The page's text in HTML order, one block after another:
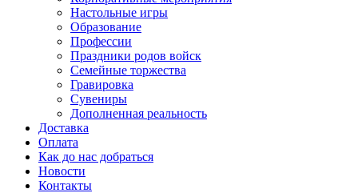
Настольные игры
Образование
Профессии
Праздники родов войск
Семейные торжества
Гравировка
Сувениры
Дополненная реальность
Доставка
Оплата
Как до нас добраться
Новости
Контакты